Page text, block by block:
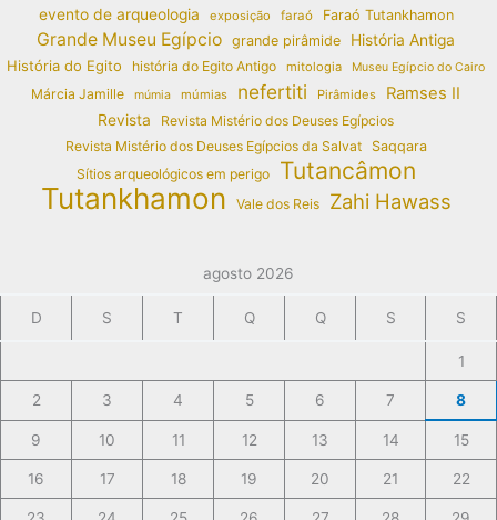
evento de arqueologia exposição faraó Faraó Tutankhamon
Grande Museu Egípcio grande pirâmide
História Antiga
História do Egito
história do Egito Antigo mitologia Museu Egípcio do Cairo
Márcia Jamille múmia múmias nefertiti Pirâmides Ramses II
Revista
Revista Mistério dos Deuses Egípcios
Revista Mistério dos Deuses Egípcios da Salvat
Saqqara
Sítios arqueológicos em perigo
Tutancâmon
Tutankhamon Vale dos Reis Zahi Hawass
agosto 2026
D S T Q Q S S
1
2 3 4 5 6 7 8
9 10 11 12 13 14 15
16 17 18 19 20 21 22